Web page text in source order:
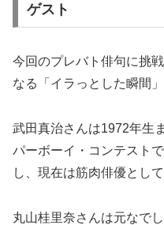
ゲスト
今回のプレバト俳句に挑
なる「イラっとした瞬間
武田真治さんは1972年生
パーボーイ・コンテスト
し、現在は筋肉俳優とし
丸山桂里奈さんは元なで